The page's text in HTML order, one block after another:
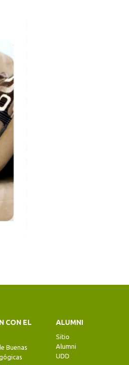
CON EL
Buenas
ALUMNI
Sitio
Alumni
UDD